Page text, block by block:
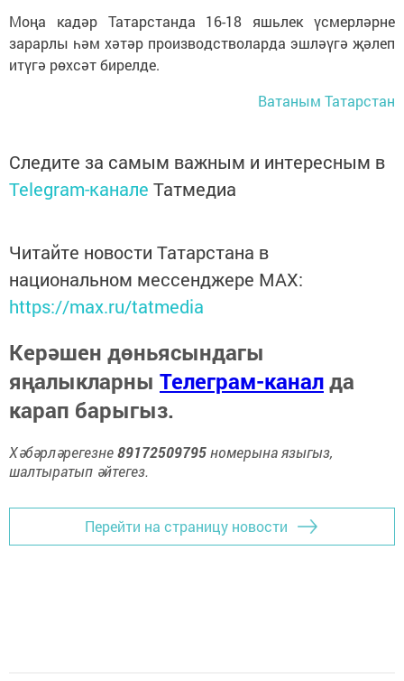
Моңа кадәр Татарстанда 16-18 яшьлек үсмерләрне
зарарлы һәм хәтәр производстволарда эшләүгә җәлеп
итүгә рөхсәт бирелде.
Ватаным Татарстан
Следите за самым важным и интересным в
Telegram-канале Татмедиа
Читайте новости Татарстана в
национальном мессенджере MАХ:
https://max.ru/tatmedia
Керәшен дөньясындагы
яңалыкларны Телеграм-каналда
карап барыгыз.
Хәбәрләрегезне89172509795номерына языгыз,
шалтыратып әйтегез.
Перейти на страницу новости